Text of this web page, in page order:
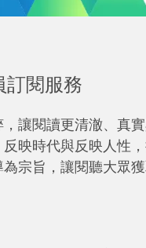
訂閱服務
讓閱讀更清澈、真
映時代與反映人性
宗旨，讓閱聽大眾